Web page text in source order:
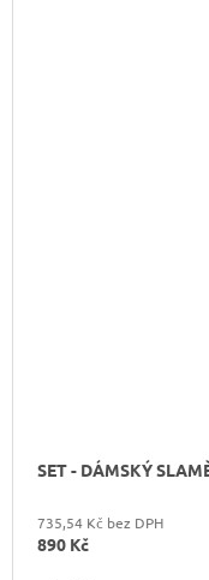
SET - DÁMSKÝ
735,54 Kč bez DPH
890 Kč